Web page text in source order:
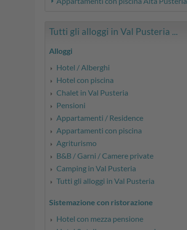
Tutti gli alloggi in Val Pusteria ...
Alloggi
Hotel / Alberghi
Hotel con piscina
Chalet in Val Pusteria
Pensioni
Appartamenti / Residence
Appartamenti con piscina
Agriturismo
B&B / Garni / Camere private
Camping in Val Pusteria
Tutti gli alloggi in Val Pusteria
Sistemazione con ristorazione
Hotel con mezza pensione